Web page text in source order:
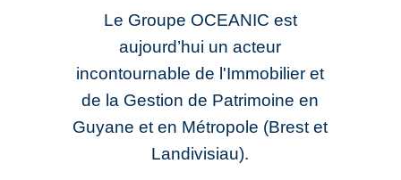
Le Groupe OCEANIC est
aujourd’hui un acteur
incontournable de l'Immobilier et
de la Gestion de Patrimoine en
Guyane et en Métropole (Brest et
Landivisiau).